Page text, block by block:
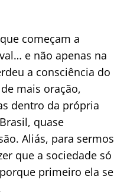
começam a
e não apenas na
a consciência do
mais oração,
dentro da própria
quase
Aliás, para sermos
que a sociedade só
primeiro ela se